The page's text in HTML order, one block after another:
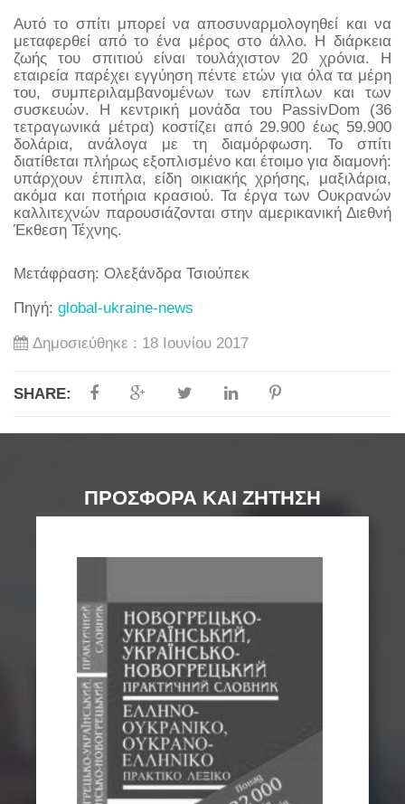
Αυτό το σπίτι μπορεί να αποσυναρμολογηθεί και να
μεταφερθεί από το ένα μέρος στο άλλο. Η διάρκεια
ζωής του σπιτιού είναι τουλάχιστον 20 χρόνια. Η
εταιρεία παρέχει εγγύηση πέντε ετών για όλα τα μέρη
του, συμπεριλαμβανομένων των επίπλων και των
συσκευών. Η κεντρική μονάδα του PassivDom (36
τετραγωνικά μέτρα) κοστίζει από 29.900 έως 59.900
δολάρια, ανάλογα με τη διαμόρφωση. Το σπίτι
διατίθεται πλήρως εξοπλισμένο και έτοιμο για διαμονή:
υπάρχουν έπιπλα, είδη οικιακής χρήσης, μαξιλάρια,
ακόμα και ποτήρια κρασιού. Τα έργα των Ουκρανών
καλλιτεχνών παρουσιάζονται στην αμερικανική Διεθνή
Έκθεση Τέχνης.
Μετάφραση: Ολεξάνδρα Τσιούπεκ
Πηγή: global-ukraine-news
Δημοσιεύθηκε : 18 Ιουνίου 2017
SHARE:
ΠΡΟΣΦΟΡΑ ΚΑΙ ΖΗΤΗΣΗ